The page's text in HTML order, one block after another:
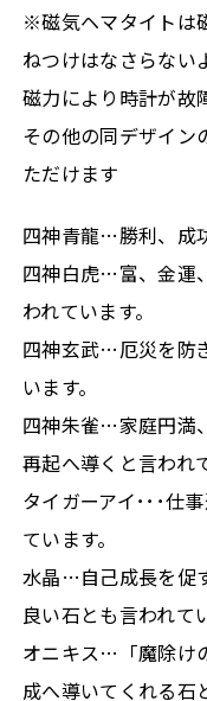
※磁気ヘマタイトは
ねつけはなさらない
磁力により時計が故
その他の同デザイン
ただけます
四神青龍…勝利、成
四神白虎…富、金運
われています。
四神玄武…厄災を防
います。
四神朱雀…家庭円満
再起へ導くと言われ
タイガーアイ･･･仕
ています。
水晶…自己成長を促
良い石とも言われて
オニキス…「魔除け
成へ導いてくれる石